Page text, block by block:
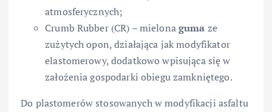
atmosferycznych;
Crumb Rubber (CR) – mielonaguma ze
zużytych opon, działająca jak modyfikator
elastomerowy, dodatkowo wpisująca się w
założenia gospodarki obiegu zamkniętego.
Do plastomerów stosowanych w modyfikacji asfaltu